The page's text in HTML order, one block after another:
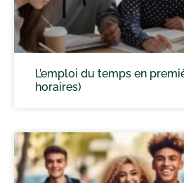
L’emploi du temps en
horaires)